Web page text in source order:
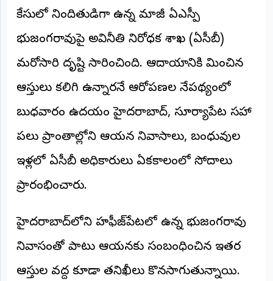
భక్తి
క్రీడలు
జాతీయం
ఆర్టీఐ
రిపోర్టర్స్
(REPORTERS
DESK)
మా
రిపోర్టర్లు
చేరండి
కేసులో నిందితుడిగా ఉన్న మాజీ ఏఎస్పీ
భుజంగరావుపై అవినీతి నిరోధక శాఖ (ఏసీబీ)
మరోసారి దృష్టి సారించింది. ఆదాయానికి మించిన
ఆస్తులు కలిగి ఉన్నారనే ఆరోపణల నేపథ్యంలో
బుధవారం ఉదయం హైదరాబాద్, సూర్యాపేట సహా
పలు ప్రాంతాల్లోని ఆయన నివాసాలు, బంధువుల
ఇళ్లలో ఏసీబీ అధికారులు ఏకకాలంలో సోదాలు
ప్రారంభించారు.
హైదరాబాద్‌లోని హఫీజ్‌పేటలో ఉన్న భుజంగరావు
నివాసంతో పాటు ఆయనకు సంబంధించిన ఇతర
ఆస్తుల వద్ద కూడా తనిఖీలు కొనసాగుతున్నాయి.